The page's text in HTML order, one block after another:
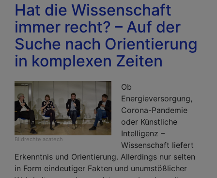
Hat die Wissenschaft
immer recht? – Auf der
Suche nach Orientierung
in komplexen Zeiten
Bildrechte acatech
Ob
Energieversorgung,
Corona-Pandemie
oder Künstliche
Intelligenz –
Wissenschaft liefert
Erkenntnis und Orientierung. Allerdings nur selten
in Form eindeutiger Fakten und unumstößlicher